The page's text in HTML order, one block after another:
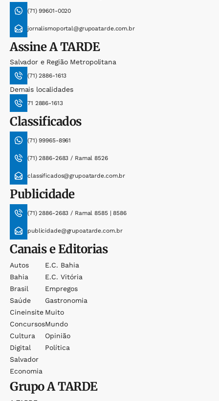
(71) 99601-0020
jornalismoportal@grupoatarde.com.br
AssineA TARDE
Salvador e Região Metropolitana
(71) 2886-1613
Demais localidades
71 2886-1613
Classificados
(71) 99965-8961
(71) 2886-2683 / Ramal 8526
classificados@grupoatarde.com.br
Publicidade
(71) 2886-2683 / Ramal 8585 | 8586
publicidade@grupoatarde.com.br
Canais e Editorias
Autos
Bahia
Brasil
Saúde
Cineinsite
Concursos
Cultura
Digital
Salvador
Economia
E.c. Bahia
E.c. Vitória
Empregos
Gastronomia
Muito
Mundo
Opinião
Política
GrupoA TARDE